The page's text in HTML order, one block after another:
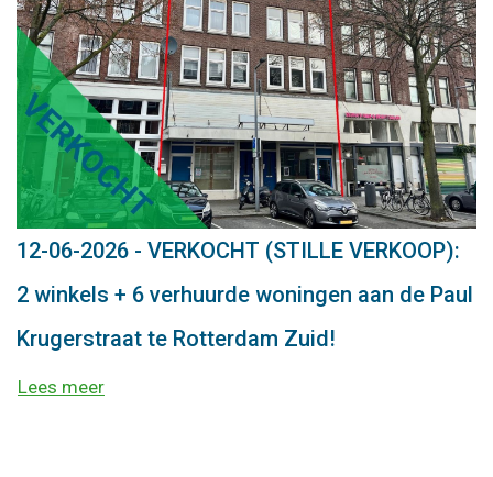
12-06-2026 - VERKOCHT (STILLE VERKOOP):
2 winkels + 6 verhuurde woningen aan de Paul
Krugerstraat te Rotterdam Zuid!
Lees meer